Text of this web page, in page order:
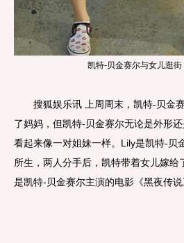
凯特-贝金赛尔与女儿逛
搜狐娱乐讯 上周周末，凯特-贝金赛
了妈妈，但凯特-贝金赛尔无论是外形
看起来像一对姐妹一样。Lily是凯特-贝
所生，两人分手后，凯特带着女儿嫁
是凯特-贝金赛尔主演的电影《黑夜传说